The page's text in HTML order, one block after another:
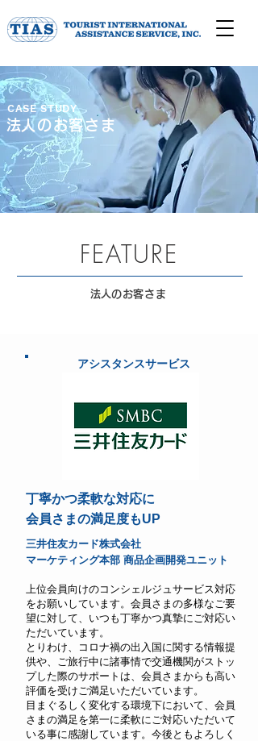
CASE STUDY
​法人のお客さま
​FEATURE
​法人のお客さま
アシスタンスサービス
丁寧かつ柔軟な対応に
会員さまの満足度もUP
三井住友カード株式会社
​マーケティング本部 商品企画開発ユニット
上位会員向けのコンシェルジュサービス対応
をお願いしています。会員さまの多様なご要
望に対して、いつも丁寧かつ真摯にご対応い
ただいています。
とりわけ、コロナ禍の出入国に関する情報提
供や、ご旅行中に諸事情で交通機関がストッ
プした際のサポートは、会員さまからも高い
評価を受けご満足いただいています。
目まぐるしく変化する環境下において、会員
さまの満足を第一に柔軟にご対応いただいて
いる事に感謝しています。今後ともよろしく